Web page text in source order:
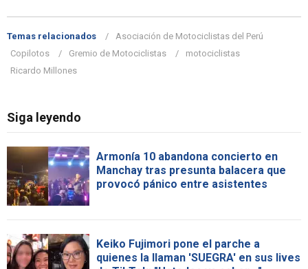
Temas relacionados
Asociación de Motociclistas del Perú
Copilotos
Gremio de Motociclistas
motociclistas
Ricardo Millones
Siga leyendo
Armonía 10 abandona concierto en
Manchay tras presunta balacera que
provocó pánico entre asistentes
Keiko Fujimori pone el parche a
quienes la llaman 'SUEGRA' en sus lives